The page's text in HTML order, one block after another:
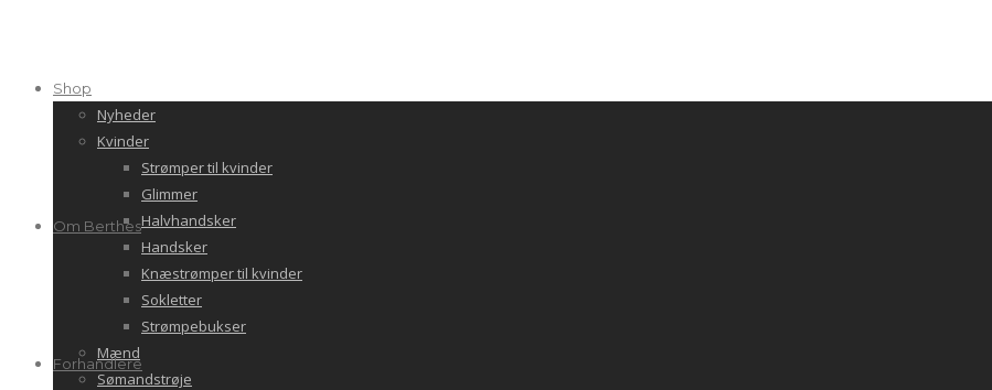
Shop
Nyheder
Kvinder
Strømper til kvinder
Glimmer
Halvhandsker
Handsker
Knæstrømper til kvinder
Sokletter
Strømpebukser
Mænd
Sømandstrøje
Om Berthes
Forhandlere